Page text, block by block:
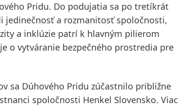
Pridu. Do podujatia sa po tretíkrát
jedinečnosť a rozmanitosť spoločnosti,
a inklúzie patrí k hlavným pilierom
o vytváranie bezpečného prostredia pre
sa Dúhového Pridu zúčastnilo približne
spoločnosti Henkel Slovensko. Viac